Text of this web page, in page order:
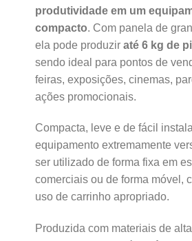
produtividade em um
compacto. Com panela de
ela pode produziraté 6 kg de
sendo ideal para pontos de
feiras, exposições, cinemas,
ações promocionais.
Compacta, leve e de fácil
equipamento extremamente
ser utilizado de forma fixa em
comerciais ou de forma móvel,
uso de carrinho apropriado.
Produzida com materiais de